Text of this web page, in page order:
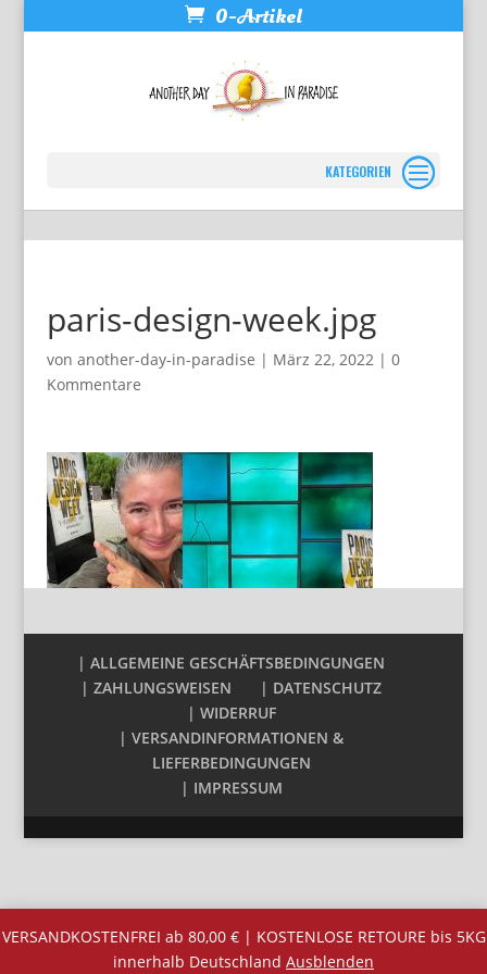
0-Artikel
paris-design-week.jpg
von another-day-in-paradise | März 22, 2022| 0
Kommentare
| ALLGEMEINE GESCHÄFTSBEDINGUNGEN
| ZAHLUNGSWEISEN
| DATENSCHUTZ
| WIDERRUF
| VERSANDINFORMATIONEN &
LIEFERBEDINGUNGEN
| IMPRESSUM
VERSANDKOSTENFREI ab 80,00 € | KOSTENLOSE RETOURE bis 5KG
innerhalb Deutschland Ausblenden